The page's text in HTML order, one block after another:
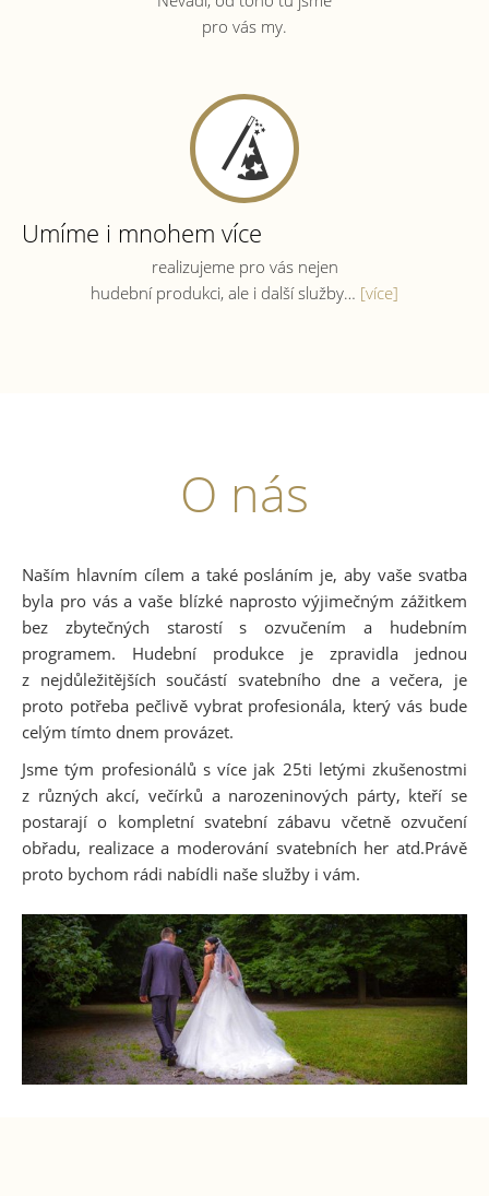
pro vás my.
Umíme i mnohem více
realizujeme pro vás nejen
hudební produkci, ale i další služby… [více]
O nás
Naším hlavním cílem a také posláním je, aby vaše svatba
byla pro vás a vaše blízké naprosto výjimečným zážitkem
bez zbytečných starostí s ozvučením a hudebním
programem. Hudební produkce je zpravidla jednou
z nejdůležitějších součástí svatebního dne a večera, je
proto potřeba pečlivě vybrat profesionála, který vás bude
celým tímto dnem provázet.
Jsme tým profesionálů s více jak 25ti letými zkušenostmi
z různých akcí, večírků a narozeninových párty, kteří se
postarají o kompletní svatební zábavu včetně ozvučení
obřadu, realizace a moderování svatebních her atd.Právě
proto bychom rádi nabídli naše služby i vám.